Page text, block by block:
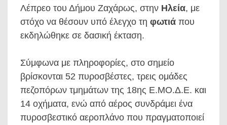
Λέπρεο του Δήμου Ζαχάρως, στην Ηλεία, με
στόχο να θέσουν υπό έλεγχο τη φωτιά που
εκδηλώθηκε σε δασική έκταση.
Σύμφωνα με πληροφορίες, στο σημείο
βρίσκονται 52 πυροσβέστες, τρεις ομάδες
πεζοπόρων τμημάτων της 18ης Ε.ΜΟ.Δ.Ε. και
14 οχήματα, ενώ από αέρος συνδράμει ένα
πυροσβεστικό αεροπλάνο που πραγματοποιεί